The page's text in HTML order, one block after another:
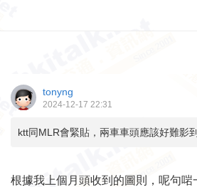
tonyng
2024-12-17 22:31
ktt同MLR會緊貼，兩車車頭應該好難影到
根據我上個月頭收到的圖則，呢句啱